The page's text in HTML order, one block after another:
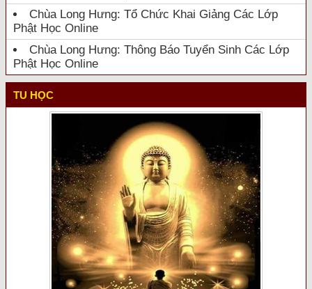
Chùa Long Hưng: Tổ Chức Khai Giảng Các Lớp
Phật Học Online
Chùa Long Hưng: Thông Báo Tuyển Sinh Các Lớp
Phật Học Online
TU HỌC